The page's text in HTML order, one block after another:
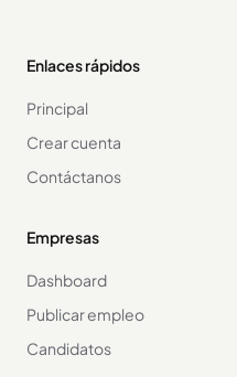
Enlaces rápidos
Principal
Crear cuenta
Contáctanos
Empresas
Dashboard
Publicar empleo
Candidatos